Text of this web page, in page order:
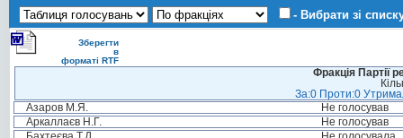
- Вибрати зі
Зберегти
в
форматі RTF
Фракція Партії
За:0 Проти:0
Азаров М.Я.
Не голосував
Аркаллаєв Н.Г.
Не голосував